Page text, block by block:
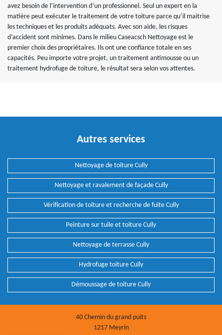
avez besoin de l’intervention d’un professionnel. Seul un expert en la
matière peut exécuter le traitement de votre toiture parce qu’il maitrise
les techniques et les produits adéquats. Avec son aide, les risques
d’accident sont minimes. Dans le milieu Caseacsch Nettoyage est le
premier choix des propriétaires. Ils ont une confiance totale en ses
capacités. Peu importe votre projet, un traitement antimousse ou un
traitement hydrofuge de toiture, le résultat sera selon vos attentes.
Autres services
Nettoyage de toiture Cully
Nettoyage et ravalement de façade Cully
Vérification de toiture et recherche de fuite Cully
Peinture sur tuile et toiture Cully
Nettoyage de terrasse Cully
Hydrofuge toiture Cully
Démoussage de toiture Cully
40 Chemin du grand puits
1217 Meyrin